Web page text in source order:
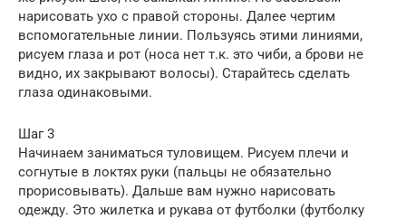
нарисовать ухо с правой стороны. Далее чертим
вспомогательные линии. Пользуясь этими линиями,
рисуем глаза и рот (носа нет т.к. это чиби, а брови не
видно, их закрывают волосы). Старайтесь сделать
глаза одинаковыми.
Шаг 3
Начинаем заниматься туловищем. Рисуем плечи и
согнутые в локтях руки (пальцы не обязательно
прорисовывать). Дальше вам нужно нарисовать
одежду. Это жилетка и рукава от футболки (футболку